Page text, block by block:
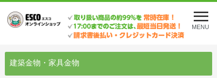
メ
ニ
ュ
を
MENU
建築金物・家具金物